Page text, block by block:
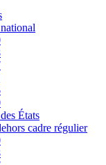
États
cadre régulier